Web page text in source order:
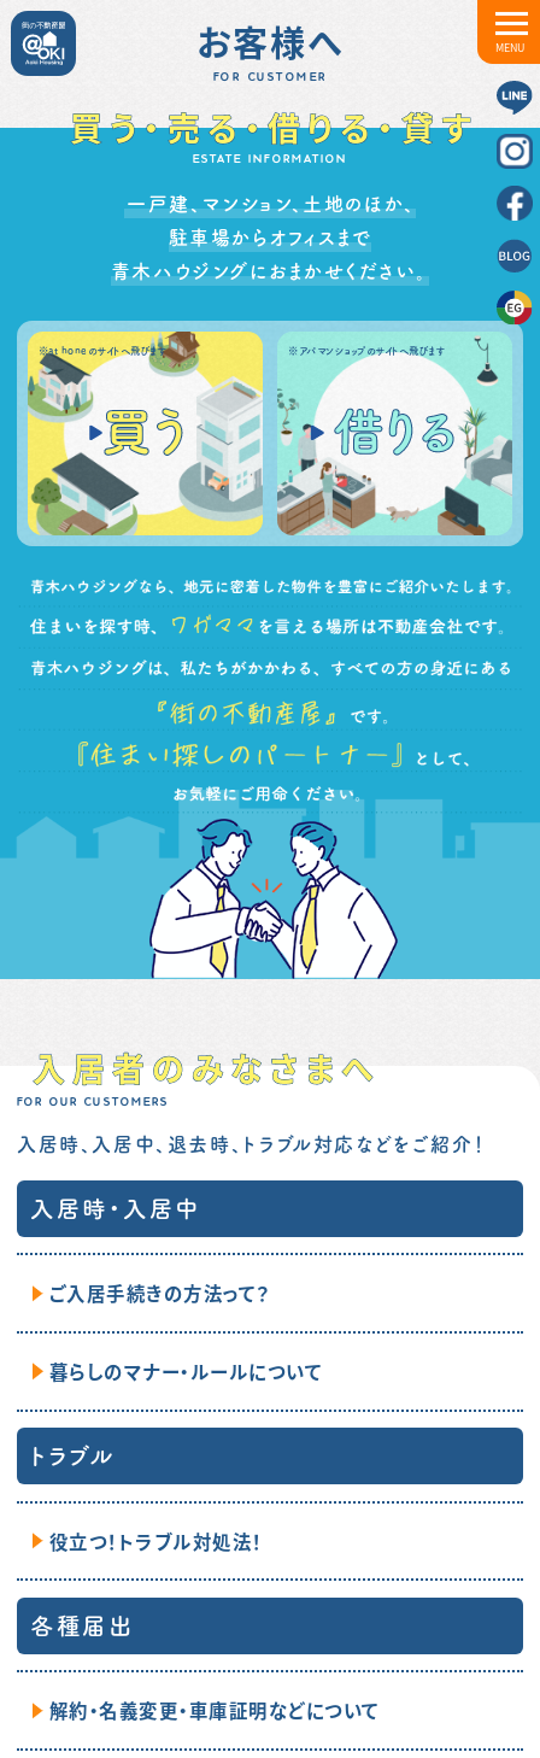
MENU
お客様へ
FOR CUSTOMER
買う・売る・借りる・貸す
ESTATE INFORMATION
⼀⼾建、マンション、⼟地のほか、
駐⾞場からオフィスまで
⻘⽊ハウジングにおまかせください。
買う
※at honeのサイトへ飛びます
借りる
※アパマンショップのサイトへ飛びます
入居者のみなさまへ
FOR OUR CUSTOMERS
入居時、入居中、退去時、トラブル対応などをご紹介！
入居時・入居中
ご入居手続きの方法って？
暮らしのマナー・ルールについて
トラブル
役立つ！トラブル対処法！
各種届出
解約・名義変更・車庫証明などについて